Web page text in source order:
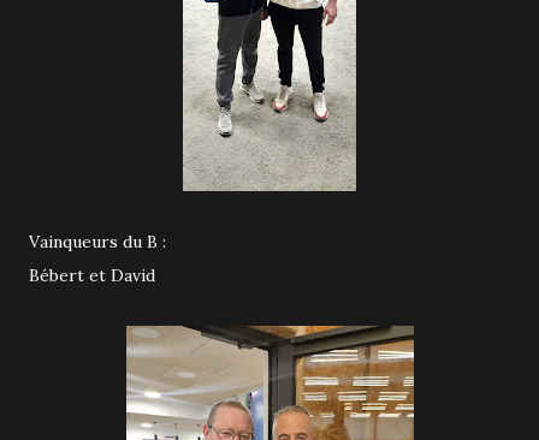
Vainqueurs du B :
Bébert et David